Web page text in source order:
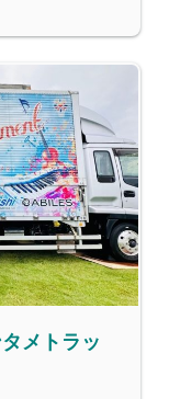
メトラッ